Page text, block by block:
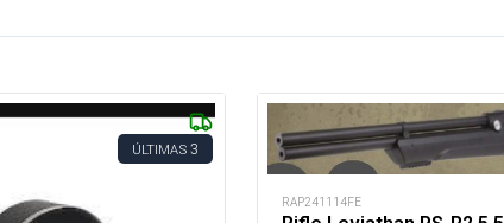
ÚLTIMAS 3
RAP241114FE